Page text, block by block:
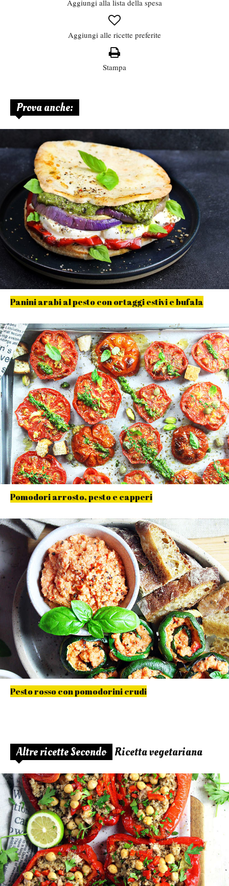
Aggiungi alla lista della spesa
Aggiungi alle ricette preferite
Stampa
Prova anche:
Panini arabi al pesto con ortaggi estivi e bufala
Pomodori arrosto, pesto e capperi
Pesto rosso con pomodorini crudi
Altre ricette Secondo Ricetta vegetariana